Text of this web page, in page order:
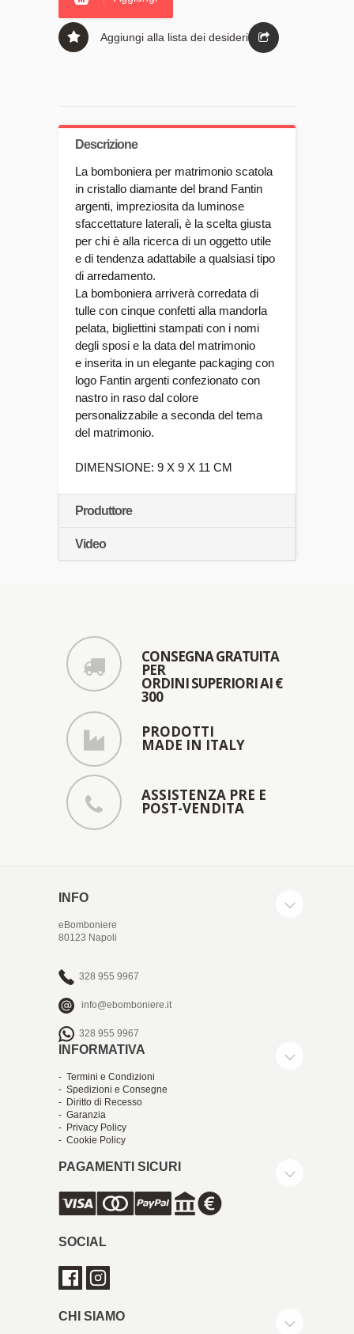
Aggiungi alla lista dei desideri
Descrizione
La bomboniera per matrimonio scatola
in cristallo diamante del brand Fantin
argenti, impreziosita da luminose
sfaccettature laterali, è la scelta giusta
per chi è alla ricerca di un oggetto utile
e di tendenza adattabile a qualsiasi tipo
di arredamento.
La bomboniera arriverà corredata di
tulle con cinque confetti alla mandorla
pelata, bigliettini stampati con i nomi
degli sposi e la data del matrimonio
e inserita in un elegante packaging con
logo Fantin argenti confezionato con
nastro in raso dal colore
personalizzabile a seconda del tema
del matrimonio.
DIMENSIONE: 9 X 9 X 11 CM
Produttore
Video
CONSEGNA GRATUITA
PER
ORDINI SUPERIORI AI €
300
PRODOTTI
MADE IN ITALY
ASSISTENZA PRE E
POST-VENDITA
INFO
eBomboniere
80123 Napoli
328 955 9967
info@ebomboniere.it
328 955 9967
INFORMATIVA
- Termini e Condizioni
- Spedizioni e Consegne
- Diritto di Recesso
- Garanzia
- Privacy Policy
- Cookie Policy
PAGAMENTI SICURI
SOCIAL
CHI SIAMO